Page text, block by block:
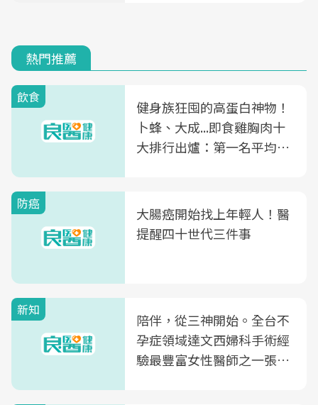
熱門推薦
飲食
健身族狂囤的高蛋白神物！
卜蜂、大成...即食雞胸肉十
大排行出爐：第一名平均一
防癌
大腸癌開始找上年輕人！醫
提醒四十世代三件事
新知
陪伴，從三神開始。全台不
孕症領域達文西婦科手術經
驗最豐富女性醫師之一張永